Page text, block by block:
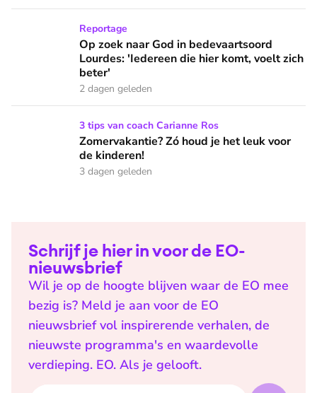
Op zoek naar God in bedevaartsoord Lourdes: 'Iedereen
Reportage
Op zoek naar God in bedevaartsoord
Lourdes: 'Iedereen die hier komt, voelt zich
beter'
2 dagen geleden
Zomervakantie? Zó houd je het leuk voor de kinderen!
3 tips van coach Carianne Ros
Zomervakantie? Zó houd je het leuk voor
de kinderen!
3 dagen geleden
Schrijf je hier in voor de EO-
nieuwsbrief
Wil je op de hoogte blijven waar de EO mee
bezig is? Meld je aan voor de EO
nieuwsbrief vol inspirerende verhalen, de
nieuwste programma's en waardevolle
verdieping. EO. Als je gelooft.